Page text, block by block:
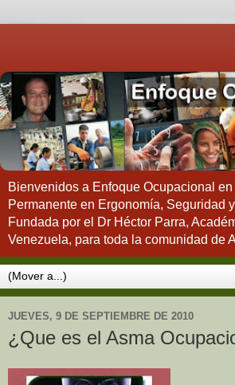
Bienvenidos a Enfoque Ocupacional
Permanente en Ergonomía, Seguridad
Fundada por el Dr Héctor Parra,
Venezuela, para toda la comunidad de
JUEVES, 9 DE SEPTIEMBRE DE 2010
¿Que es el Asma